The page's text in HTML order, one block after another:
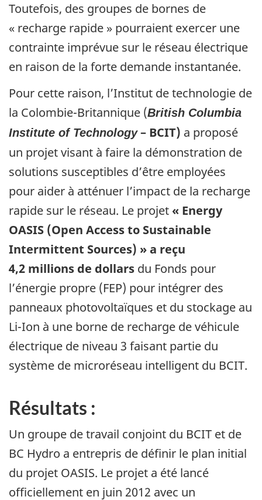
Toutefois, des groupes de bornes de
« recharge rapide » pourraient exercer une
contrainte imprévue sur le réseau électrique
en raison de la forte demande instantanée.
Pour cette raison, l’Institut de technologie de
la Colombie-Britannique (British Columbia
Institute of Technology– BCIT) a proposé
un projet visant à faire la démonstration de
solutions susceptibles d’être employées
pour aider à atténuer l’impact de la recharge
rapide sur le réseau. Le projet « Energy
OASIS (Open Access to Sustainable
Intermittent Sources) » a reçu
4,2 millions de dollars du Fonds pour
l’énergie propre (FEP) pour intégrer des
panneaux photovoltaïques et du stockage au
Li-Ion à une borne de recharge de véhicule
électrique de niveau 3 faisant partie du
système de microréseau intelligent du BCIT.
Résultats :
Un groupe de travail conjoint du BCIT et de
BC Hydro a entrepris de définir le plan initial
du projet OASIS. Le projet a été lancé
officiellement en juin 2012 avec un